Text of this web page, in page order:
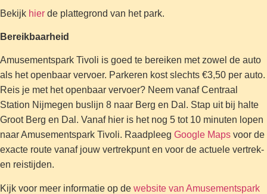
Bekijk hier de plattegrond van het park.
Bereikbaarheid
Amusementspark Tivoli is goed te bereiken met zowel de auto
als het openbaar vervoer. Parkeren kost slechts €3,50 per auto.
Reis je met het openbaar vervoer? Neem vanaf Centraal
Station Nijmegen buslijn 8 naar Berg en Dal. Stap uit bij halte
Groot Berg en Dal. Vanaf hier is het nog 5 tot 10 minuten lopen
naar Amusementspark Tivoli. Raadpleeg Google Maps voor de
exacte route vanaf jouw vertrekpunt en voor de actuele vertrek-
en reistijden.
Kijk voor meer informatie op de website van Amusementspark